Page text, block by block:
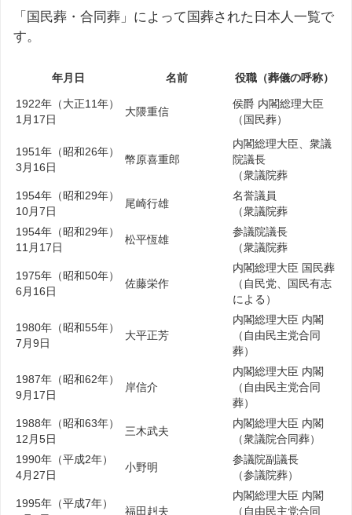
「国民葬・合同葬」によって国葬された日本人一覧で
す。
年月日 名前 役職（葬儀の呼称）
1922年（大正11年）
1月17日
大隈重信
侯爵 内閣総理大臣
（国民葬）
1951年（昭和26年）
3月16日
幣原喜重郎
内閣総理大臣、衆議
院議長
（衆議院葬
1954年（昭和29年）
10月7日
尾崎行雄
名誉議員
（衆議院葬
1954年（昭和29年）
11月17日
松平恆雄
参議院議長
（衆議院葬
1975年（昭和50年）
6月16日
佐藤栄作
内閣総理大臣 国民葬
（自民党、国民有志
による）
1980年（昭和55年）
7月9日
大平正芳
内閣総理大臣 内閣
（自由民主党合同
葬）
1987年（昭和62年）
9月17日
岸信介
内閣総理大臣 内閣
（自由民主党合同
葬）
1988年（昭和63年）
12月5日
三木武夫
内閣総理大臣 内閣
（衆議院合同葬）
1990年（平成2年）
4月27日
小野明
参議院副議長
（参議院葬）
1995年（平成7年）
福田赳夫
内閣総理大臣 内閣
（自由民主党合同